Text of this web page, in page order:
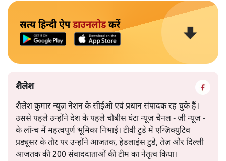
सत्य हिन्दी ऐपडाउनलोडकरें
शैलेश
शैलेश कुमार न्यूज़ नेशन के सीईओ एवं प्रधान संपादक रह चुके हैं।
उससे पहले उन्होंने देश के पहले चौबीस घंटा न्यूज़ चैनल - ज़ी न्यूज़ -
के लॉन्च में महत्वपूर्ण भूमिका निभाई। टीवी टुडे में एग्ज़िक्युटिव
प्रड्यूसर के तौर पर उन्होंने आजतक, हेडलाइंस टुडे, तेज़ और दिल्ली
आजतक की 200 संवाददाताओं की टीम का नेतृत्व किया।